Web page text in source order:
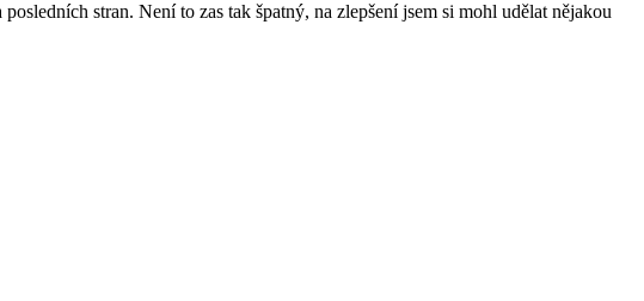
stran. Není to zas tak špatný, na zlepšení jsem si mohl udělat nějakou